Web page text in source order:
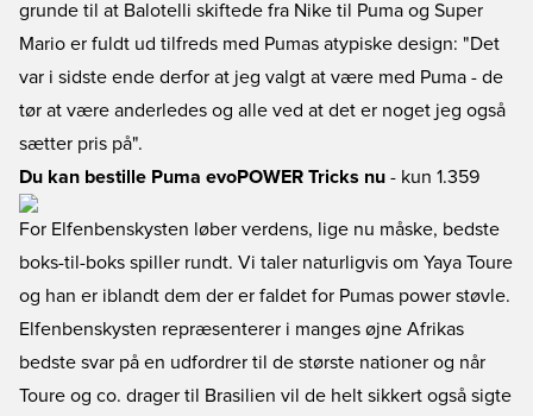
grunde til at Balotelli skiftede fra Nike til Puma og Super
Mario er fuldt ud tilfreds med Pumas atypiske design: "Det
var i sidste ende derfor at jeg valgt at være med Puma - de
tør at være anderledes og alle ved at det er noget jeg også
sætter pris på".
Du kan bestille Puma evoPOWER Tricks nu - kun 1.359
For Elfenbenskysten løber verdens, lige nu måske, bedste
boks-til-boks spiller rundt. Vi taler naturligvis om Yaya Toure
og han er iblandt dem der er faldet for Pumas power støvle.
Elfenbenskysten repræsenterer i manges øjne Afrikas
bedste svar på en udfordrer til de største nationer og når
Toure og co. drager til Brasilien vil de helt sikkert også sigte